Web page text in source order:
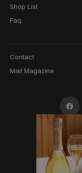
Shop List
Faq
Contact
Mail Magazine